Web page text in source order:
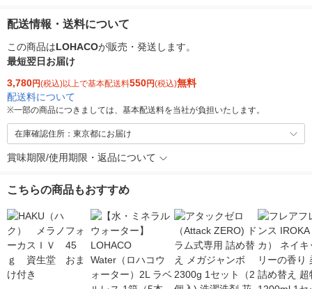
配送情報・送料について
この商品はLOHACOが販売・発送します。
最短翌日お届け
3,780円(税込)以上で基本配送料550円(税込)無料
配送料について
※一部の商品につきましては、基本配送料を当社が負担いたします。
在庫確認住所：東京都にお届け
賞味期限/使用期限・返品について
こちらの商品もおすすめ